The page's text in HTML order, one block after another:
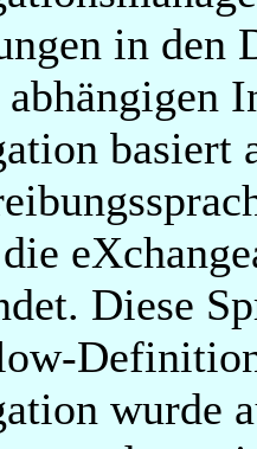
in den
abhängigen
Diese
wurde